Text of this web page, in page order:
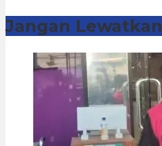
Jangan Lewatkan